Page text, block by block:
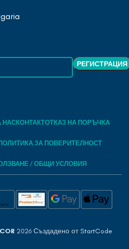
НАСКОНТАКТОТКАЗ НА ПОРЪЧКА
ЗА ПОВЕРИТЕЛНОСТ
/ ОБЩИ УСЛОВИЯ
2026 Създадено от StartCode